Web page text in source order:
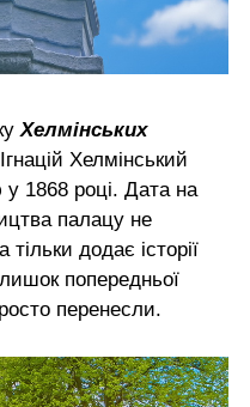
Хелмінських
Хелмінський
1868 році. Дата на
палацу не
додає історії
попередньої
перенесли.